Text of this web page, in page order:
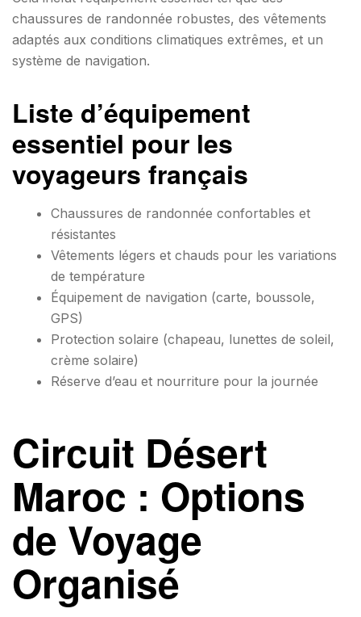
chaussures de randonnée robustes, des vêtements
adaptés aux conditions climatiques extrêmes, et un
système de navigation.
Liste d’équipement
essentiel pour les
voyageurs français
Chaussures de randonnée confortables et
résistantes
Vêtements légers et chauds pour les variations
de température
Équipement de navigation (carte, boussole,
GPS)
Protection solaire (chapeau, lunettes de soleil,
crème solaire)
Réserve d’eau et nourriture pour la journée
Circuit Désert
Maroc : Options
de Voyage
Organisé